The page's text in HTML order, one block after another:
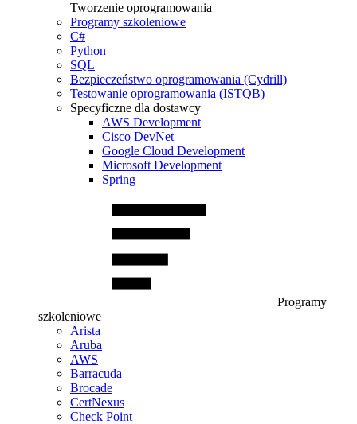
Tworzenie oprogramowania
Programy szkoleniowe
C#
Python
SQL
Bezpieczeństwo oprogramowania (Cydrill)
Testowanie oprogramowania (ISTQB)
Specyficzne dla dostawcy
AWS Development
Cisco DevNet
Google Cloud Development
Microsoft Development
Spring
Programy
szkoleniowe
Arista
Aruba
AWS
Barracuda
Brocade
CertNexus
Check Point